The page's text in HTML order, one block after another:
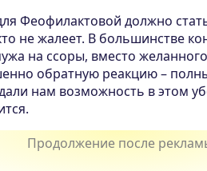
Феофилактовой должно
не жалеет. В большинстве
на ссоры, вместо
обратную реакцию –
нам возможность в этом